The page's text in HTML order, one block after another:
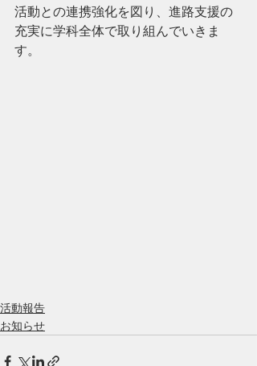
活動との連携強化を図り、進路支援の
充実に学科全体で取り組んでいきま
す。
活動報告
お知らせ